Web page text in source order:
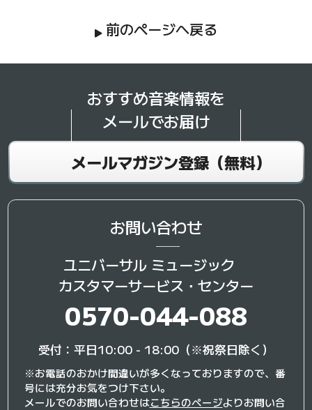
前のページへ戻る
おすすめ音楽情報を
メールでお届け
メールマガジン登録（無料）
お問い合わせ
ユニバーサル ミュージック
カスタマーサービス・センター
0570-044-088
受付：平日10:00 - 18:00（※祝祭日除く）
※お電話のおかけ間違いが多くなっておりますので、番
号には充分お気をつけ下さい。
メールでのお問い合わせはこちらのページよりお問い合